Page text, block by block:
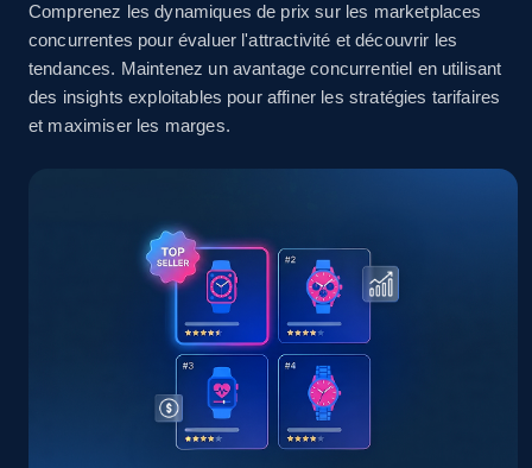
eBay
URL, Product id, Title, Seller name, Seller rating,
Seller reviews, Breadcrumbs, Root category, and
more.
eBay - Gather data on products using
specified keywords
URL, Product id, Title, Seller name, Seller rating,
Seller reviews, Breadcrumbs, Root category, and
Comprenez les dynamiques de prix sur les marketplaces
concurrentes pour évaluer l'attractivité et découvrir les
tendances. Maintenez un avantage concurrentiel en utilisant
des insights exploitables pour affiner les stratégies tarifaires
et maximiser les marges.